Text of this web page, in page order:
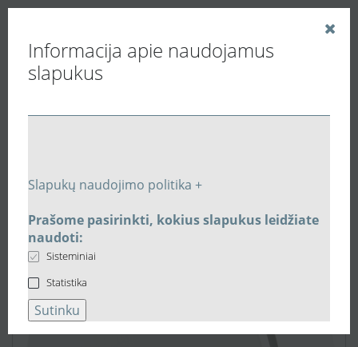
Informacija apie naudojamus
slapukus
Slapukų naudojimo politika +
Prašome pasirinkti, kokius slapukus leidžiate
naudoti:
Sisteminiai
Statistika
Sutinku
Vedinu.LT Buitiniai ventiliatoriai
Lubiniai ventiliatoriai